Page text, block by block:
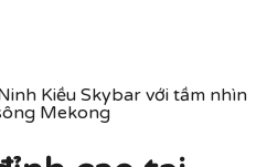
Kiều Skybar với tầm nhìn
Mekong